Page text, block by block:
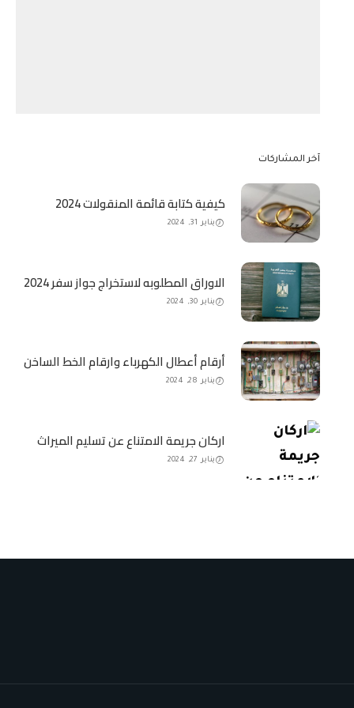
آخر المشاركات
كيفية كتابة قائمة المنقولات 2024
يناير 31, 2024
الاوراق المطلوبه لاستخراج جواز سفر 2024
يناير 30, 2024
أرقام أعطال الكهرباء وارقام الخط الساخن
يناير 28, 2024
اركان جريمة الامتناع عن تسليم الميراث
يناير 27, 2024